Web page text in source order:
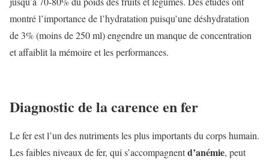
montré l’importance de l’hydratation puisqu’une déshydratation
de 3% (moins de 250 ml) engendre un manque de concentration
et affaiblit la mémoire et les performances.
Diagnostic de la carence en fer
Le fer est l’un des nutriments les plus importants du corps humain.
Les faibles niveaux de fer, qui s’accompagnentd’anémie, peut